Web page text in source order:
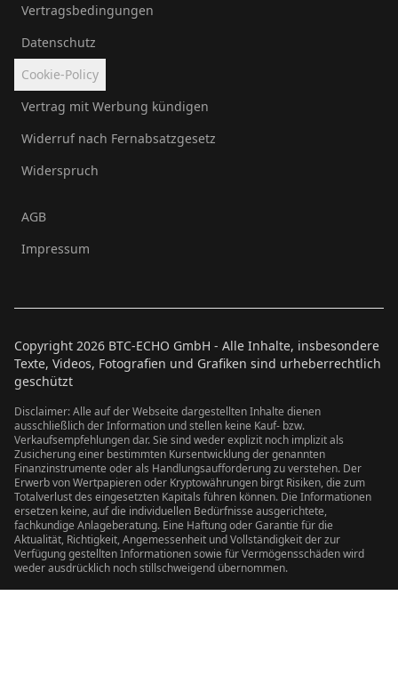
Vertragsbedingungen
Datenschutz
Cookie-Policy
Vertrag mit Werbung kündigen
Widerruf nach Fernabsatzgesetz
Widerspruch
AGB
Impressum
Copyright 2026 BTC-ECHO GmbH - Alle Inhalte, insbesondere
Texte, Videos, Fotografien und Grafiken sind urheberrechtlich
geschützt
Disclaimer: Alle auf der Webseite dargestellten Inhalte dienen
ausschließlich der Information und stellen keine Kauf- bzw.
Verkaufsempfehlungen dar. Sie sind weder explizit noch implizit als
Zusicherung einer bestimmten Kursentwicklung der genannten
Finanzinstrumente oder als Handlungsaufforderung zu verstehen. Der
Erwerb von Wertpapieren oder Kryptowährungen birgt Risiken, die zum
Totalverlust des eingesetzten Kapitals führen können. Die Informationen
ersetzen keine, auf die individuellen Bedürfnisse ausgerichtete,
fachkundige Anlageberatung. Eine Haftung oder Garantie für die
Aktualität, Richtigkeit, Angemessenheit und Vollständigkeit der zur
Verfügung gestellten Informationen sowie für Vermögensschäden wird
weder ausdrücklich noch stillschweigend übernommen.